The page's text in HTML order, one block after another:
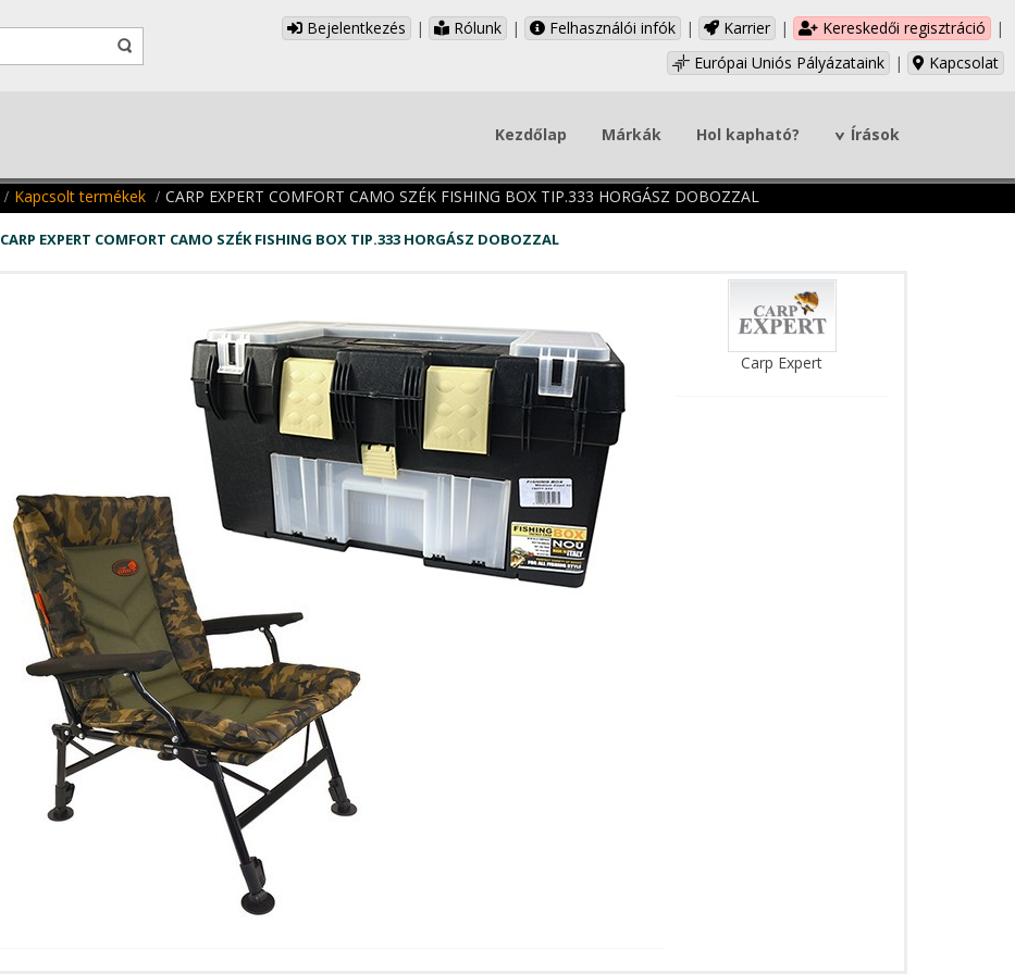
Bejelentkezés | Rólunk | Felhasználói infók | Karrier | Kereskedői regisztráció
|
Európai Uniós Pályázataink
| Kapcsolat
Kezdőlap Márkák Hol kapható? Írások
Kapcsolt termékek CARP EXPERT COMFORT CAMO SZÉK FISHING BOX TIP.333 HORGÁSZ DOBOZZAL
CARP EXPERT COMFORT CAMO SZÉK FISHING BOX TIP.333 HORGÁSZ DOBOZZAL
Carp Expert